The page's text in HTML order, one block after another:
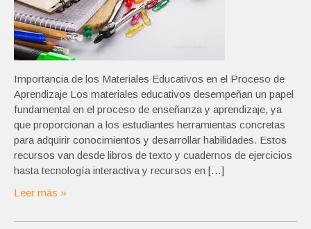
Importancia de los Materiales Educativos en el Proceso de
Aprendizaje Los materiales educativos desempeñan un papel
fundamental en el proceso de enseñanza y aprendizaje, ya
que proporcionan a los estudiantes herramientas concretas
para adquirir conocimientos y desarrollar habilidades. Estos
recursos van desde libros de texto y cuadernos de ejercicios
hasta tecnología interactiva y recursos en […]
Leer más »